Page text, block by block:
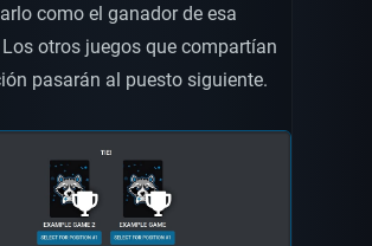
como el ganador de esa
otros juegos que compartían
pasarán al puesto siguiente.